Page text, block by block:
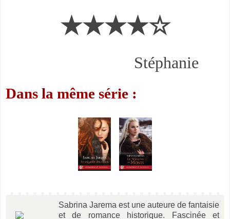
★★★★☆
Stéphanie
Dans la même série :
Sabrina Jarema est une auteure de fantaisie
et de romance historique. Fascinée et